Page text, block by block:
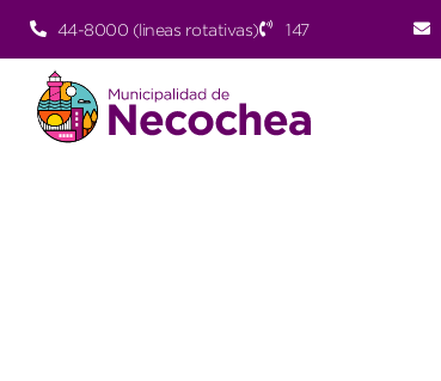
44-8000 (lineas rotativas) 147